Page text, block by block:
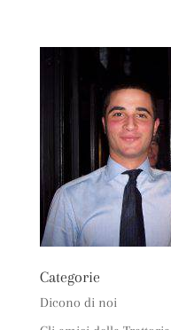
Categorie
Dicono di noi